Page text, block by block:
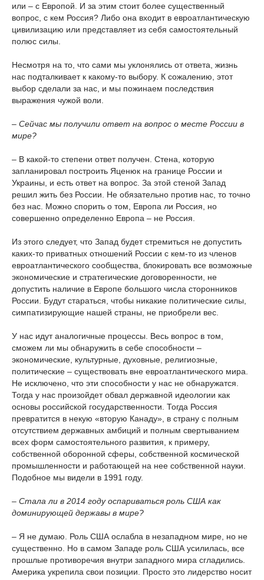
или – с Европой. И за этим стоит более существенный
вопрос, с кем Россия? Либо она входит в евроатлантическую
цивилизацию или представляет из себя самостоятельный
полюс силы.
Несмотря на то, что сами мы уклонялись от ответа, жизнь
нас подталкивает к какому-то выбору. К сожалению, этот
выбор сделали за нас, и мы пожинаем последствия
выражения чужой воли.
– Сейчас мы получили ответ на вопрос о месте России в
мире?
– В какой-то степени ответ получен. Стена, которую
запланировал построить Яценюк на границе России и
Украины, и есть ответ на вопрос. За этой стеной Запад
решил жить без России. Не обязательно против нас, то точно
без нас. Можно спорить о том, Европа ли Россия, но
совершенно определенно Европа – не Россия.
Из этого следует, что Запад будет стремиться не допустить
каких-то приватных отношений России с кем-то из членов
евроатлантического сообщества, блокировать все возможные
экономические и стратегические договоренности, не
допустить наличие в Европе большого числа сторонников
России. Будут стараться, чтобы никакие политические силы,
симпатизирующие нашей страны, не приобрели вес.
У нас идут аналогичные процессы. Весь вопрос в том,
сможем ли мы обнаружить в себе способности –
экономические, культурные, духовные, религиозные,
политические – существовать вне евроатлантического мира.
Не исключено, что эти способности у нас не обнаружатся.
Тогда у нас произойдет обвал державной идеологии как
основы российской государственности. Тогда Россия
превратится в некую «вторую Канаду», в страну с полным
отсутствием державных амбиций и полным свертыванием
всех форм самостоятельного развития, к примеру,
собственной оборонной сферы, собственной космической
промышленности и работающей на нее собственной науки.
Подобное мы видели в 1991 году.
– Стала ли в 2014 году оспариваться роль США как
доминирующей державы в мире?
– Я не думаю. Роль США ослабла в незападном мире, но не
существенно. Но в самом Западе роль США усилилась, все
прошлые противоречия внутри западного мира сгладились.
Америка укрепила свои позиции. Просто это лидерство носит